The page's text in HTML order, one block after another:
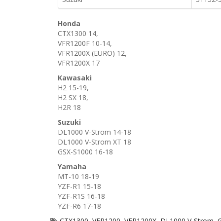
Honda
CTX1300 14,
VFR1200F 10-14,
VFR1200X (EURO) 12,
VFR1200X 17
Kawasaki
H2 15-19,
H2 SX 18,
H2R 18
Suzuki
DL1000 V-Strom 14-18
DL1000 V-Strom XT 18
GSX-S1000 16-18
Yamaha
MT-10 18-19
YZF-R1 15-18
YZF-R1S 16-18
YZF-R6 17-18